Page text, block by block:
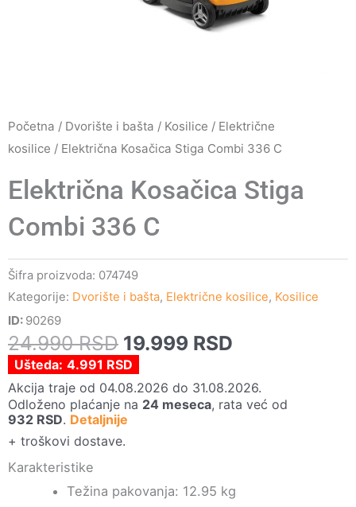
Početna / Dvorište i bašta / Kosilice / Električne
kosilice / Električna Kosačica Stiga Combi 336 C
Električna Kosačica Stiga
Combi 336 C
Šifra proizvoda: 074749
Kategorije: Dvorište i bašta, Električne kosilice, Kosilice
ID: 90269
24.990RSD Originalna
cena
je
bila:
19.999 RSD
je:
19.999 RSD.
Ušteda: 4.991 RSD
Akcija traje od 04.08.2026 do 31.08.2026.
Odloženo plaćanje na 24 meseca, rata već od
932 RSD. Detaljnije
+ troškovi dostave.
Karakteristike
Težina pakovanja: 12.95 kg